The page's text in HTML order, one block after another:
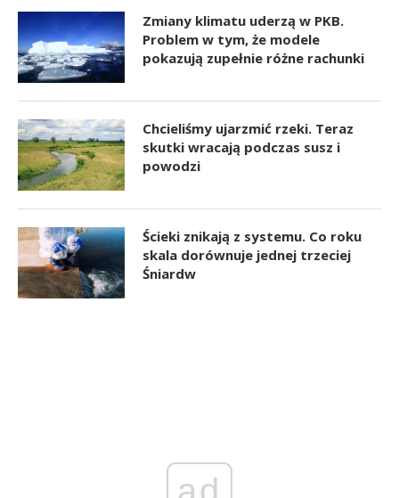
Zmiany klimatu uderzą w PKB.
Problem w tym, że modele
pokazują zupełnie różne rachunki
Chcieliśmy ujarzmić rzeki. Teraz
skutki wracają podczas susz i
powodzi
Ścieki znikają z systemu. Co roku
skala dorównuje jednej trzeciej
Śniardw